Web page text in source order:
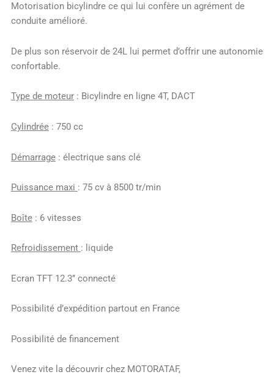
Motorisation bicylindre ce qui lui confère un agrément de
conduite amélioré.
De plus son réservoir de 24L lui permet d’offrir une autonomie
confortable.
Type de moteur: Bicylindre en ligne 4T, DACT
Cylindrée: 750 cc
Démarrage: électrique sans clé
Puissance maxi : 75 cv à 8500 tr/min
Boîte: 6 vitesses
Refroidissement : liquide
Ecran TFT 12.3’’ connecté
Possibilité d’expédition partout en France
Possibilité de financement
Venez vite la découvrir chez MOTORATAF,